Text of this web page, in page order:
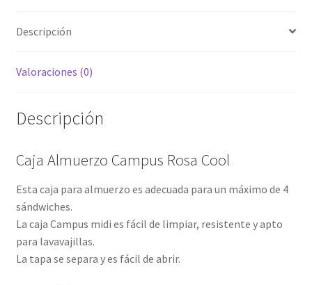
Descripción
Valoraciones (0)
Descripción
Caja Almuerzo Campus Rosa Cool
Esta caja para almuerzo es adecuada para un máximo de 4
sándwiches.
La caja Campus midi es fácil de limpiar, resistente y apto
para lavavajillas.
La tapa se separa y es fácil de abrir.